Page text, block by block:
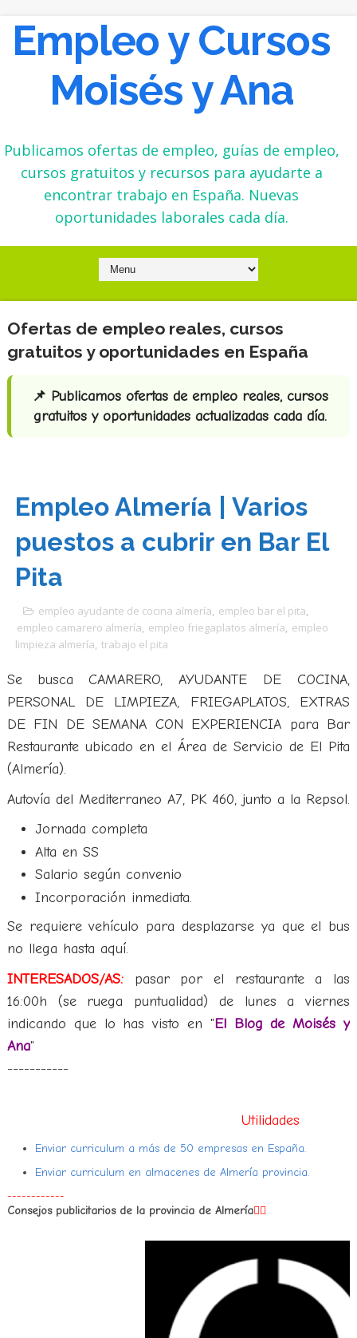
Empleo y Cursos
Moisés y Ana
Publicamos ofertas de empleo, guías de empleo,
cursos gratuitos y recursos para ayudarte a
encontrar trabajo en España. Nuevas
oportunidades laborales cada día.
Ofertas de empleo reales, cursos
gratuitos y oportunidades en España
📌 Publicamos ofertas de empleo reales, cursos
gratuitos y oportunidades actualizadas cada día.
Empleo Almería | Varios
puestos a cubrir en Bar El
Pita
empleo ayudante de cocina almería, empleo bar el pita,
empleo camarero almería, empleo friegaplatos almería, empleo
limpieza almería, trabajo el pita
Se busca CAMARERO, AYUDANTE DE COCINA,
PERSONAL DE LIMPIEZA, FRIEGAPLATOS, EXTRAS
DE FIN DE SEMANA CON EXPERIENCIA para Bar
Restaurante ubicado en el Área de Servicio de El Pita
(Almería).
Autovía del Mediterraneo A7, PK 460, junto a la Repsol.
Jornada completa
Alta en SS
Salario según convenio
Incorporación inmediata.
Se requiere vehículo para desplazarse ya que el bus
no llega hasta aquí.
INTERESADOS/AS:pasar por el restaurante a las
16:00h (se ruega puntualidad) de lunes a viernes
indicando que lo has visto en "El Blog de Moisés y
Ana"
-----------
Utilidades
Enviar curriculum a más de 50 empresas en España.
Enviar curriculum en almacenes de Almería provincia.
------------
Consejos publicitarios de la provincia de Almería👇🏻